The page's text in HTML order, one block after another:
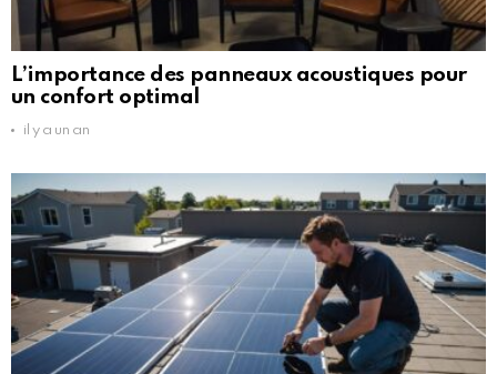
L’importance des panneaux acoustiques pour
un confort optimal
il y a un an